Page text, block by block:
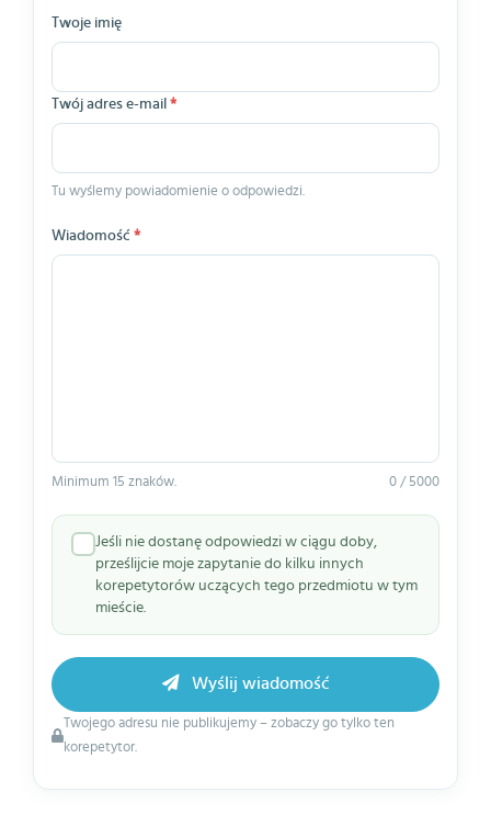
Twoje imię
Twój adres e-mail *
Tu wyślemy powiadomienie o odpowiedzi.
Wiadomość *
Minimum 15 znaków. 0 / 5000
Jeśli nie dostanę odpowiedzi w ciągu doby,
prześlijcie moje zapytanie do kilku innych
korepetytorów uczących tego przedmiotu w tym
mieście.
Twojego adresu nie publikujemy – zobaczy go tylko ten
korepetytor.
Wyślij wiadomość